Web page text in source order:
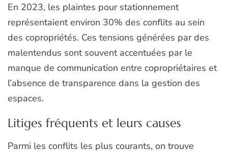
En 2023, les plaintes pour stationnement
représentaient environ 30% des conflits au sein
des copropriétés. Ces tensions générées par des
malentendus sont souvent accentuées par le
manque de communication entre copropriétaires et
l’absence de transparence dans la gestion des
espaces.
Litiges fréquents et leurs causes
Parmi les conflits les plus courants, on trouve